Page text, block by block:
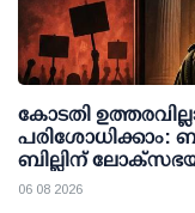
കോടതി
ബില്ലിന്
06 08 2026